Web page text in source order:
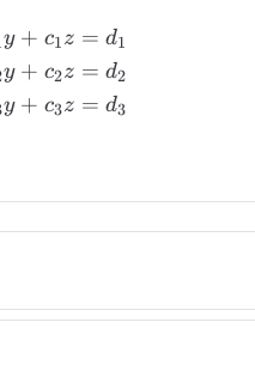
\begin{cases}
y + c1z = d1
y + c2z = d2
y + c3z = d3